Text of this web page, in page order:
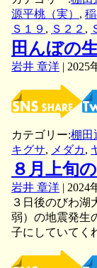
源平桃（実） ,
Ｓ１９ , Ｓ２２ ,
田んぼの
岩井 章洋 | 2025
カテゴリー:棚田
キグサ, メダカ,
８月上旬
岩井 章洋 | 2024
３日後のびわ
弱）の地震発生
子にしていてく